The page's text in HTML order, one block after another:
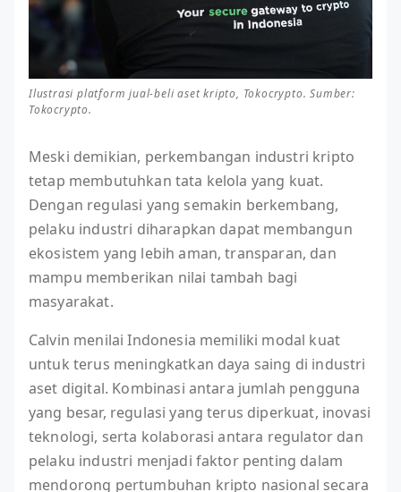
Ilustrasi platform jual-beli aset kripto, Tokocrypto. Sumber:
Tokocrypto.
Meski demikian, perkembangan industri kripto
tetap membutuhkan tata kelola yang kuat.
Dengan regulasi yang semakin berkembang,
pelaku industri diharapkan dapat membangun
ekosistem yang lebih aman, transparan, dan
mampu memberikan nilai tambah bagi
masyarakat.
Calvin menilai Indonesia memiliki modal kuat
untuk terus meningkatkan daya saing di industri
aset digital. Kombinasi antara jumlah pengguna
yang besar, regulasi yang terus diperkuat, inovasi
teknologi, serta kolaborasi antara regulator dan
pelaku industri menjadi faktor penting dalam
mendorong pertumbuhan kripto nasional secara